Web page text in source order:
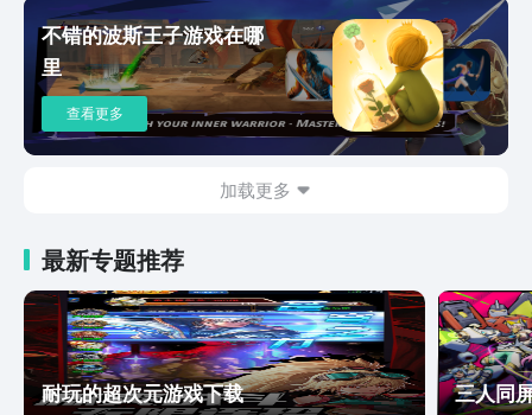
度、闪躲窗口时间等——自定义操控以及
辅助选项可在游戏中的暂停菜单中，系统
选项下修改。难易度自定义可在游戏中的
暂停菜单中，系统-选项-难度选单中调
整。
不错的波斯王子游戏在哪
里
查看更多
加载更多
最新专题推荐
耐玩的超次元游戏下载 三人同